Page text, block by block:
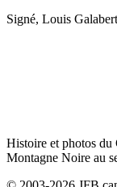
Signé, Louis Galabert
Histoire et photos du
Montagne Noire au